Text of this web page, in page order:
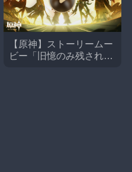
【原神】ストーリームー
ビー「旧憶のみ残され